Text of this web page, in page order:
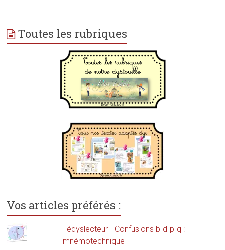
Toutes les rubriques
Vos articles préférés :
Tédyslecteur - Confusions b-d-p-q :
mnémotechnique